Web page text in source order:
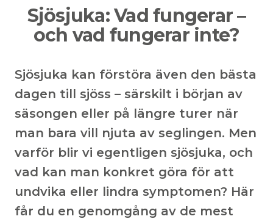
Sjösjuka: Vad fungerar –
och vad fungerar inte?
Sjösjuka kan förstöra även den bästa
dagen till sjöss – särskilt i början av
säsongen eller på längre turer när
man bara vill njuta av seglingen. Men
varför blir vi egentligen sjösjuka, och
vad kan man konkret göra för att
undvika eller lindra symptomen? Här
får du en genomgång av de mest